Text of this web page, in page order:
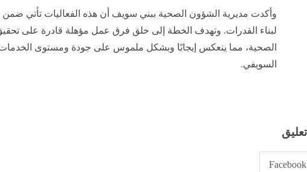
وأكدت مديرية الشؤون الصحية ببني سويف أن هذه الفعاليات تأتي
لبناء القدرات. وتهدف الخطة إلى خلق فرق عمل مؤهلة قادرة على تحقيق
الصحية، مما ينعكس إيجابًا وبشكل ملموس على جودة ومستوى الخدمات
السويفي.
Facebook